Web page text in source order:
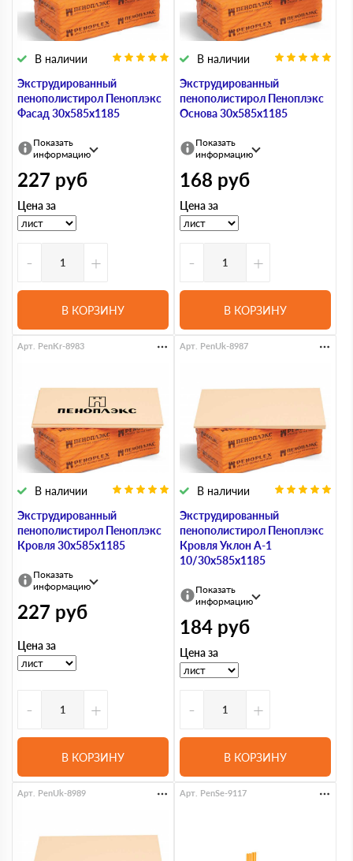
Экструдированный
пенополистирол Пеноплэкс
Фасад 30х585х1185
В наличии
Показать
информацию
227 руб
Цена за
- +
В КОРЗИНУ
Экструдированный
пенополистирол Пеноплэкс
Основа 30х585х1185
В наличии
Показать
информацию
168 руб
Цена за
- +
В КОРЗИНУ
Экструдированный
пенополистирол Пеноплэкс
Кровля 30х585х1185
В наличии
Арт. PenKr-8983
Показать
информацию
227 руб
Цена за
- +
В КОРЗИНУ
Экструдированный
пенополистирол Пеноплэкс
Кровля Уклон А-1
10/30х585х1185
В наличии
Арт. PenUk-8987
Показать
информацию
184 руб
Цена за
- +
В КОРЗИНУ
Арт. PenUk-8989 Арт. PenSe-9117